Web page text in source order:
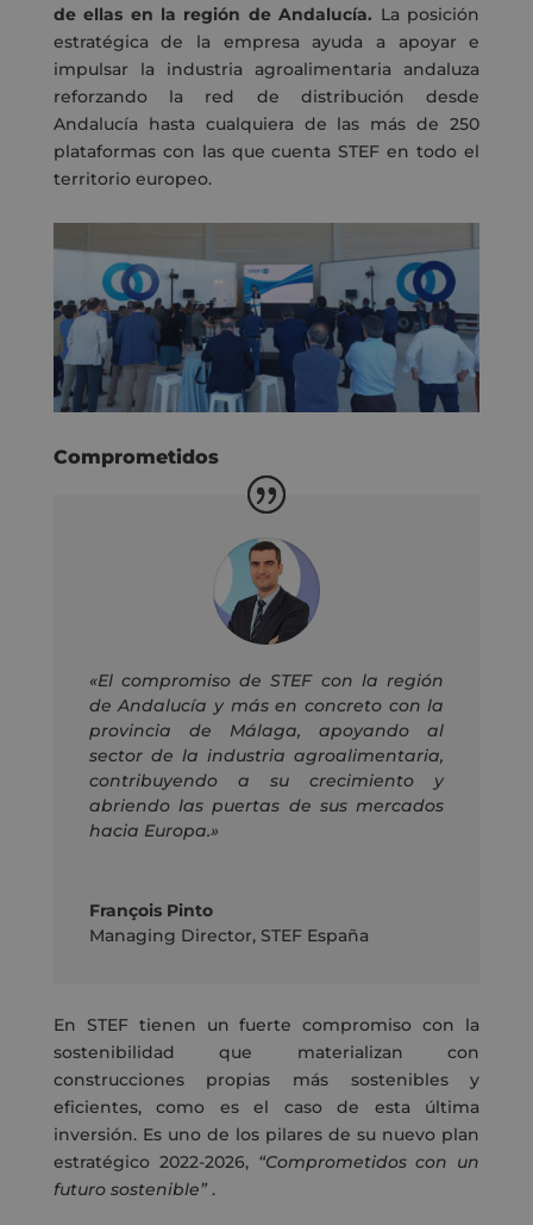
de ellas en la región de Andalucía. La posición
estratégica de la empresa ayuda a apoyar e
impulsar la industria agroalimentaria andaluza
reforzando la red de distribución desde
Andalucía hasta cualquiera de las más de 250
plataformas con las que cuenta STEF en todo el
territorio europeo.
Comprometidos
«El compromiso de STEF con la región
de Andalucía y más en concreto con la
provincia de Málaga, apoyando al
sector de la industria agroalimentaria,
contribuyendo a su crecimiento y
abriendo las puertas de sus mercados
hacia Europa.»
François Pinto
Managing Director, STEF España
En STEF tienen un fuerte compromiso con la
sostenibilidad que materializan con
construcciones propias más sostenibles y
eficientes, como es el caso de esta última
inversión. Es uno de los pilares de su nuevo plan
estratégico 2022-2026, “Comprometidos con un
futuro sostenible”.